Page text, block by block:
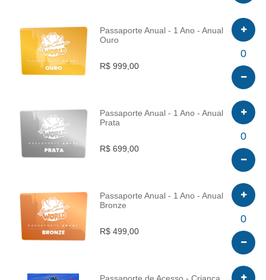
INFO
Passaporte Anual - 1 Ano - Anual
Ouro
R$ 999,00
0
INFO
Passaporte Anual - 1 Ano - Anual
Prata
R$ 699,00
0
INFO
Passaporte Anual - 1 Ano - Anual
Bronze
R$ 499,00
0